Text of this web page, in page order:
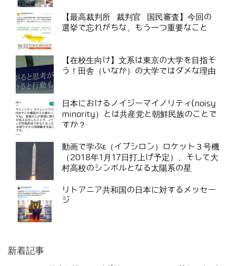
【最高裁判所 裁判官 国民審査】今回の
選挙で忘れがちな、もう一つ重要なこと
【在校生向け】文系は東京の大学を目指そ
う！田舎（いなか）の大学ではダメな理由
日本におけるノイジーマイノリティ(noisy
minority）とは共産党と朝鮮民族のことで
すか？
動画で学ぶε（イプシロン）ロケット３号機
（2018年1月17日打上げ予定）、そして大
村高校のシンボルとなる太陽系の星
リトアニア共和国の日本に対するメッセー
ジ
新着記事